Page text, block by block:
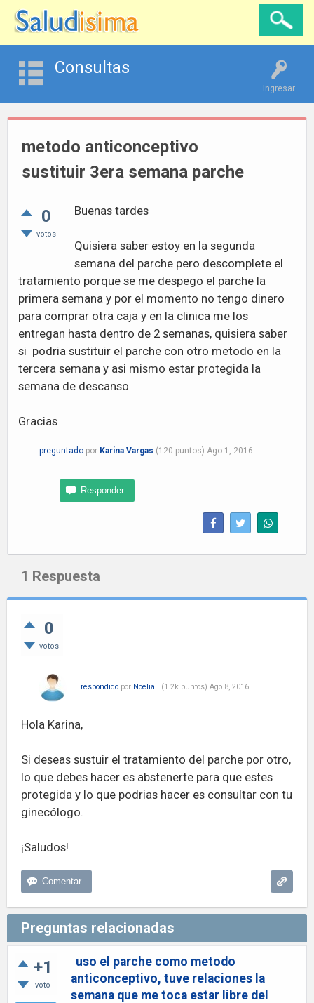
Ingresar
Consultas
metodo anticonceptivo
sustituir 3era semana parche
0
votos
Buenas tardes
Quisiera saber estoy en la segunda
semana del parche pero descomplete el
tratamiento porque se me despego el parche la
primera semana y por el momento no tengo dinero
para comprar otra caja y en la clinica me los
entregan hasta dentro de 2 semanas, quisiera saber
si podria sustituir el parche con otro metodo en la
tercera semana y asi mismo estar protegida la
semana de descanso
Gracias
preguntado por Karina Vargas (120 puntos) Ago 1, 2016
1 Respuesta
0
votos
respondido por NoeliaE (1.2k puntos) Ago 8, 2016
Hola Karina,
Si deseas sustuir el tratamiento del parche por otro,
lo que debes hacer es abstenerte para que estes
protegida y lo que podrias hacer es consultar con tu
ginecólogo.
¡Saludos!
Preguntas relacionadas
+1
voto
uso el parche como metodo
anticonceptivo, tuve relaciones la
semana que me toca estar libre del